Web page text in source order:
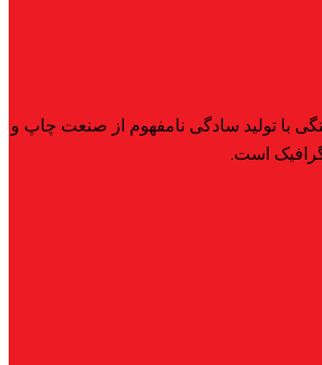
با تولید سادگی نامفهوم از صنعت چاپ و
گرافیک است.